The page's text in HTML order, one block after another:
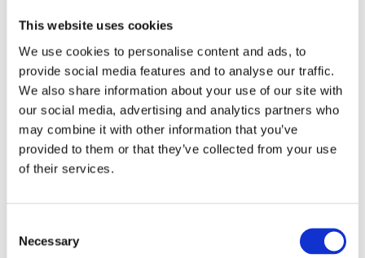
This website uses cookies
We use cookies to personalise content and ads, to
provide social media features and to analyse our traffic.
We also share information about your use of our site with
our social media, advertising and analytics partners who
may combine it with other information that you’ve
provided to them or that they’ve collected from your use
of their services.
Selection
Necessary
Ett medlemskap späckat med småföretagaranpassade
medlemstjänster och förmåner. Din egen
Försäkringar
Rådgivning
Tips
Nyheter
Om oss